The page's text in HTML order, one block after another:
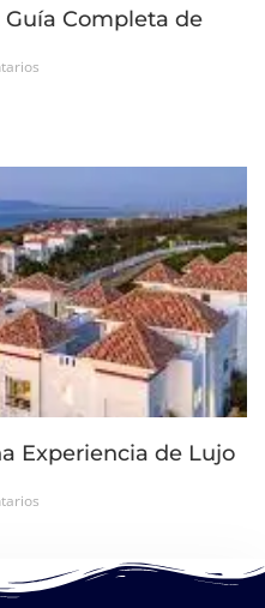
Guía Completa de
Experiencia de Lujo